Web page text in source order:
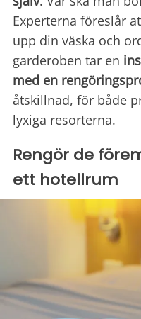
Experterna föreslår
upp din väska och
garderoben tar en
med en
åtskillnad, för både
lyxiga resorterna.
Rengör de
ett hotellrum